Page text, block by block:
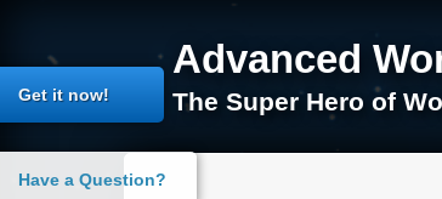
Advanced
The Super Hero of
Get it now!
Have a Question?